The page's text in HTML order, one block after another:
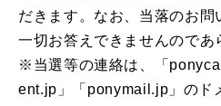
だきます。なお、当落のお問
一切お答えできませんのであ
※当選等の連絡は、「
ent.jp」「ponymail.jp」のド